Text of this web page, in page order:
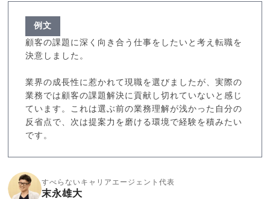
例文
顧客の課題に深く向き合う仕事をしたいと考え転職を
決意しました。
業界の成長性に惹かれて現職を選びましたが、実際の
業務では顧客の課題解決に貢献し切れていないと感じ
ています。これは選ぶ前の業務理解が浅かった自分の
反省点で、次は提案力を磨ける環境で経験を積みたい
です。
すべらないキャリアエージェント代表
末永雄大